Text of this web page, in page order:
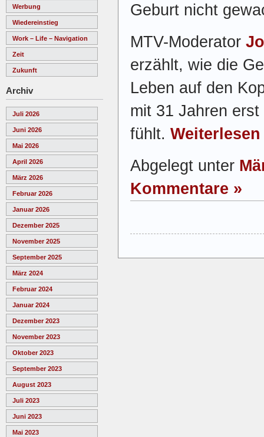
Werbung
Wiedereinstieg
Work – Life – Navigation
Zeit
Zukunft
Archiv
Juli 2026
Juni 2026
Mai 2026
April 2026
März 2026
Februar 2026
Januar 2026
Dezember 2025
November 2025
September 2025
März 2024
Februar 2024
Januar 2024
Dezember 2023
November 2023
Oktober 2023
September 2023
August 2023
Juli 2023
Juni 2023
Mai 2023
Geburt nicht
MTV-Moderator
erzählt, wie die
Leben auf den
mit 31 Jahren
fühlt. Weiterlesen
Abgelegt unter
Kommentare »